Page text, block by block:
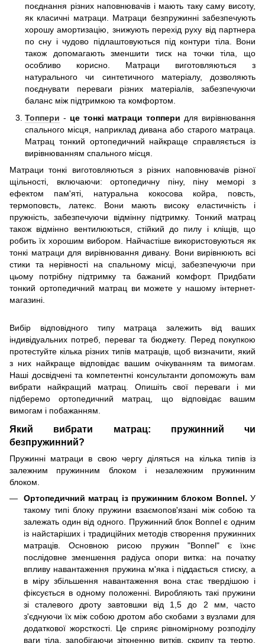
поєднання різних наповнювачів і мають таку саму висоту,
як класичні матраци. Матраци безпружинні забезпечують
хорошу амортизацію, знижують перехід руху від партнера
по сну і чудово підлаштовуються під контури тіла. Вони
також допомагають зменшити тиск на точки тіла, що
особливо корисно. Матраци виготовляються з
натурального чи синтетичного матеріалу, дозволяють
поєднувати переваги різних матеріалів, забезпечуючи
баланс між підтримкою та комфортом.
Топпери - це тонкі матраци топпери для вирівнювання
спального місця, наприклад дивана або старого матраца.
Матрац тонкий ортопедичний найкраще справляється із
вирівнюванням спального місця.
Матраци тонкі виготовляються з різних наповнювачів різної
щільності, включаючи: ортопедичну піну, піну меморі з
ефектом пам'яті, натуральна кокосова койра, повсть,
термоповсть, латекс. Вони мають високу еластичність і
пружність, забезпечуючи відмінну підтримку. Тонкий матрац
також відмінно вентилюються, стійкий до пилу і кліщів, що
робить їх хорошим вибором. Найчастіше використовуються як
тонкі матраци для вирівнювання дивану. Вони вирівнюють всі
стики та нерівності на спальному місці, забезпечуючи при
цьому потрібну підтримку та бажаний комфорт. Придбати
тонкий ортопедичний матрац ви можете у нашому інтернет-
магазині.
Вибір відповідного типу матраца залежить від ваших
індивідуальних потреб, переваг та бюджету. Перед покупкою
протестуйте кілька різних типів матраців, щоб визначити, який
з них найкраще відповідає вашим очікуванням та вимогам.
Наші досвідчені та компетентні консультанти допоможуть вам
вибрати найкращий матрац. Опишіть свої переваги і ми
підберемо ортопедичний матрац, що відповідає вашим
вимогам і побажанням.
Який вибрати матрац: пружинний чи
безпружинний?
Пружинні матраци в свою чергу діляться на кілька типів із
залежним пружинним блоком і незалежним пружинним
блоком.
Ортопедичний матрац із пружинним блоком Bonnel. У
такому типі блоку пружини взаємопов'язані між собою та
залежать один від одного. Пружинний блок Bonnel є одним
із найстаріших і традиційних методів створення пружинних
матраців. Основною рисою пружин "Bonnel" є їхнє
послідовне зменшення радіуса опори витка: на початку
впливу навантаження пружина м'яка і піддається стиску, а
в міру збільшення навантаження вона стає твердішою і
фіксується в одному положенні. Виробляють такі пружини
зі сталевого дроту завтовшки від 1,5 до 2 мм, часто
з'єднуючи їх між собою дротом або скобами з вузлами для
додаткової жорсткості. Це сприяє рівномірному розподілу
ваги тіла, запобігаючи зіткненню витків, скрипу та тертю.